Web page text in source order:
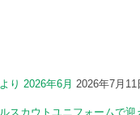
り 2026年6月 2026年7月11
スカウトユニフォームで迎